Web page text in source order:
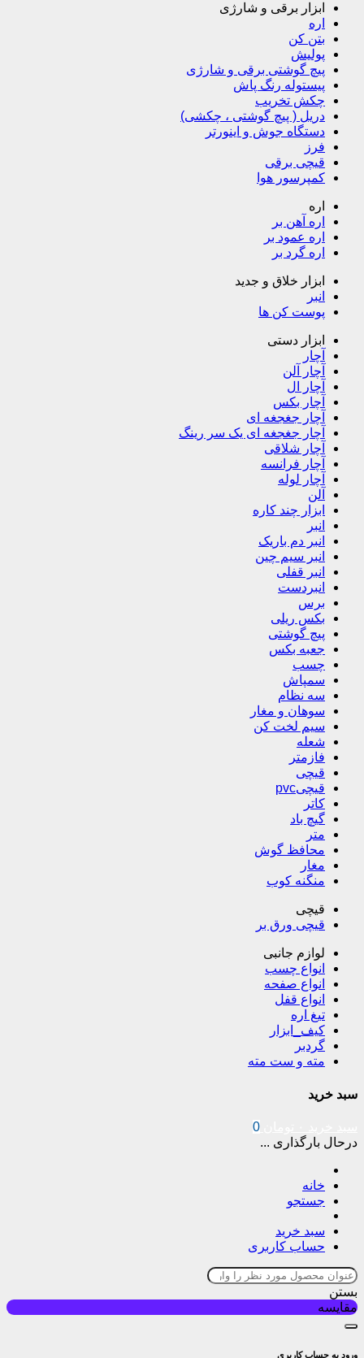
ابزار برقی و شارژی
اره
بتن کن
پولیش
پیچ گوشتی برقی و شارژی
پیستوله رنگ پاش
چکش تخریب
دریل ( پیچ گوشتی ، چکشی)
دستگاه جوش و اینورتر
فرز
قیچی برقی
کمپرسور هوا
اره
اره آهن بر
اره عمود بر
اره گرد بر
ابزار خلاق و جدید
انبر
پوست کن ها
ابزار دستی
آچار
آچار آلن
آچار ال
آچار بکس
آچار جغجغه ای
آچار جغجغه ای یک سر رینگ
آچار شلاقی
آچار فرانسه
آچار لوله
آلن
ابزار چند کاره
انبر
انبر دم باریک
انبر سیم چین
انبر قفلی
انبردست
برس
بکس ریلی
پیچ گوشتی
جعبه بکس
چسب
سمپاش
سه نظام
سوهان و مغار
سیم لخت کن
شعله
فازمتر
قیچی
قیچیpvc
کاتر
گیچ باد
متر
محافظ گوش
مغار
منگنه کوب
قیچی
قیچی ورق بر
لوازم جانبی
انواع چسب
انواع صفحه
انواع قفل
تیغ اره
کیف_ابزار
گردبر
مته و ست مته
سبد خرید
0
درحال بارگذاری ...
خانه
جستجو
سبد خرید
حساب کاربری
بستن
مقایسه
ورود به حساب کاربری